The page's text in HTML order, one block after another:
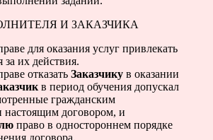
И ЗАКАЗЧИКА
для оказания услуг привлекать
за их действия.
отказать Заказчику в оказании
в период обучения допускал
гражданским
настоящим договором, и
право в одностороннем порядке
договора.